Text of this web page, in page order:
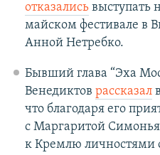
отказалисьвыступать
майском фестивале в
Анной Нетребко.
Бывший глава “Эха
Венедиктов рассказал
что благодаря его
с Маргаритой
к Кремлю личностями